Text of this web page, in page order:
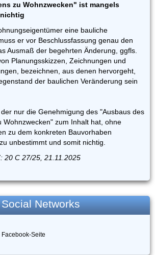
zu Wohnzwecken" ist mangels
eine bauliche
er vor Beschlussfassung genau den
Ausmaß der begehrten Änderung, ggfls.
Planungsskizzen, Zeichnungen und
bezeichnen, aus denen hervorgeht,
der baulichen Veränderung sein
nur die Genehmigung des "Ausbaus des
Wohnzwecken" zum Inhalt hat, ohne
zu dem konkreten Bauvorhaben
unbestimmt und somit nichtig.
20 C 27/25, 21.11.2025
Social Networks
Seite